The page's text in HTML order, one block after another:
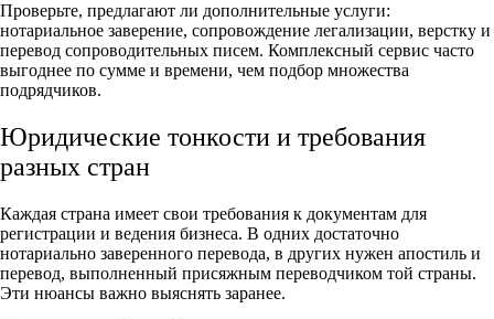
Проверьте, предлагают ли дополнительные услуги:
нотариальное заверение, сопровождение легализации, верстку и
перевод сопроводительных писем. Комплексный сервис часто
выгоднее по сумме и времени, чем подбор множества
подрядчиков.
Юридические тонкости и требования
разных стран
Каждая страна имеет свои требования к документам для
регистрации и ведения бизнеса. В одних достаточно
нотариально заверенного перевода, в других нужен апостиль и
перевод, выполненный присяжным переводчиком той страны.
Эти нюансы важно выяснять заранее.